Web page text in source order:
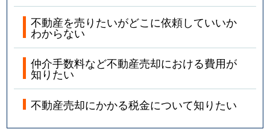
不動産を売りたいがどこに依頼していいか
わからない
仲介手数料など不動産売却における費用が
知りたい
不動産売却にかかる税金について知りたい